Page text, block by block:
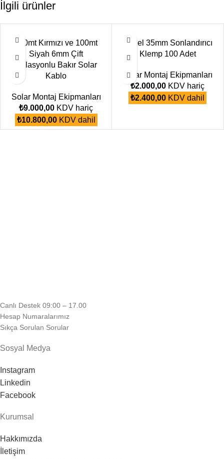
İlgili ürünler
100mt Kırmızı ve 100mt
Siyah 6mm Çift
İzolasyonlu Bakır Solar
Kablo
Solar Montaj Ekipmanları
₺9.000,00 KDV hariç
₺10.800,00KDV dahil
Panel 35mm Sonlandırıcı
Klemp 100 Adet
Solar Montaj Ekipmanları
₺2.000,00 KDV hariç
₺2.400,00 KDV dahil
Canlı Destek 09:00 – 17.00
Hesap Numaralarımız
Sıkça Sorulan Sorular
Sosyal Medya
Instagram
Linkedin
Facebook
Kurumsal
Hakkımızda
İletişim